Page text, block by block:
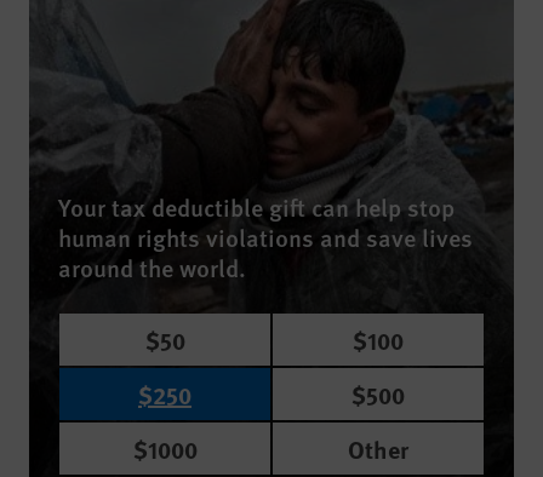
Your tax deductible gift can help stop
human rights violations and save lives
around the world.
$50
$100
$250
$500
$1000
Other